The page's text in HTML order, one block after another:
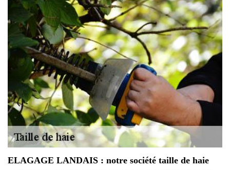
ELAGAGE LANDAIS : notre société taille de haie